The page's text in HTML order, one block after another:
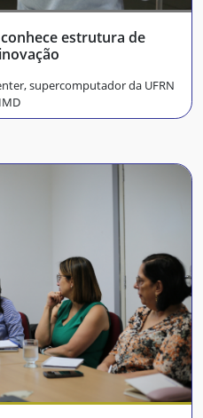
estrutura de
supercomputador da UFRN